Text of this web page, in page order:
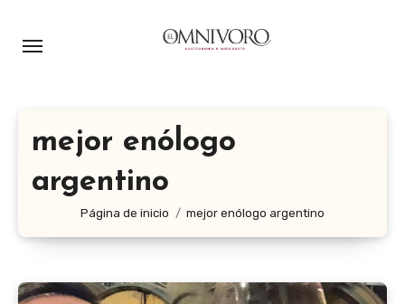
mejor enólogo
argentino
Página de inicio mejor enólogo argentino